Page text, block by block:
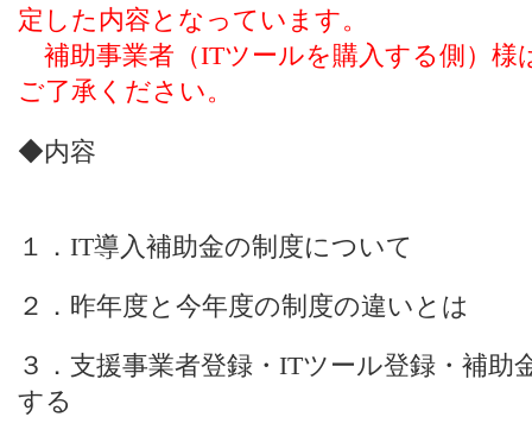
定した内容となっています。
補助事業者（ITツールを購入する側）様
ご了承ください。
◆内容
１．IT導入補助金の制度について
２．昨年度と今年度の制度の違いとは
３．支援事業者登録・ITツール登録・補
する